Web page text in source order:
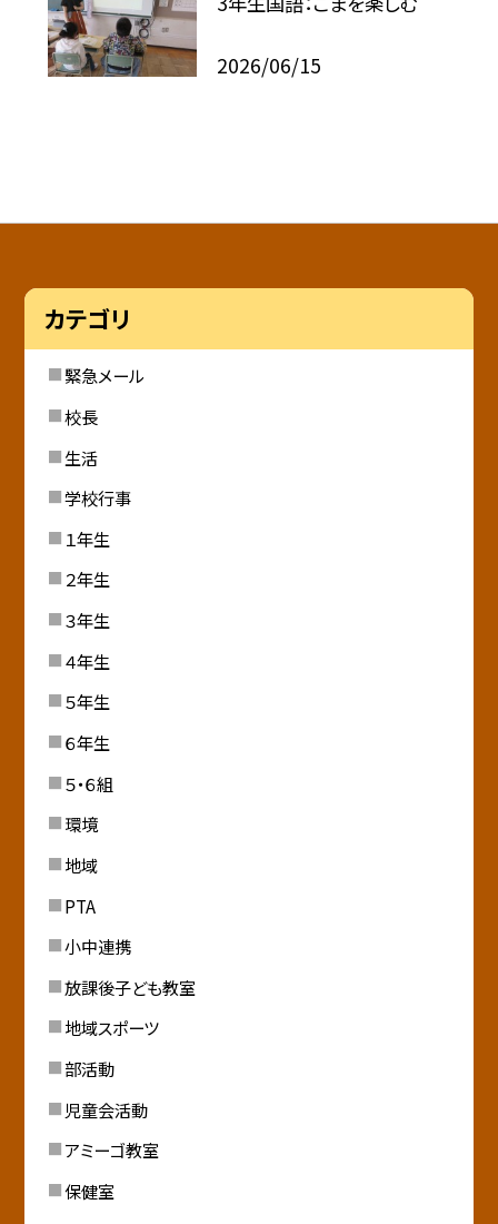
2026/06/15
カテゴリ
緊急メール
校長
生活
学校行事
１年生
２年生
３年生
４年生
５年生
６年生
５・６組
環境
地域
PTA
小中連携
放課後子ども教室
地域スポーツ
部活動
児童会活動
アミーゴ教室
保健室